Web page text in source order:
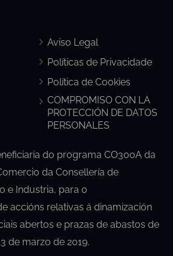
Aviso Legal
Políticas de Privacidade
Política de Cookies
COMPROMISO CON LA
PROTECCIÓN DE DATOS
PERSONALES
do programa CO300A da
da Consellería de
e Industria, para o
accións relativas á dinamización
abertos e prazas de abastos de
de marzo de 2019.